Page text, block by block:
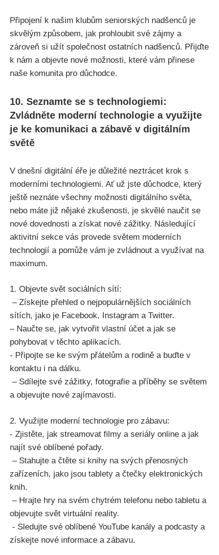
Připojení k našim klubům seniorských‌ nadšenců je
skvělým⁤ způsobem, jak prohloubit⁣ své zájmy⁤ a
⁣zároveň si užít ​společnost ⁣ostatních nadšenců. Přijďte
⁤k ⁣nám a objevte nové možnosti, které vám přinese
naše komunita‌ pro důchodce.
10. Seznamte se s technologiemi:
‍Zvládněte moderní technologie a využijte
je ke​ komunikaci a zábavě v digitálním
světě
V dnešní digitální éře je důležité​ neztrácet krok s
moderními technologiemi. Ať už ‍jste‍ důchodce, který
ještě neznáte všechny možnosti digitálního‌ světa,
nebo máte ‍již nějaké zkušenosti, je skvělé​ naučit se
nové dovednosti a získat nové ⁢zážitky. Následující
aktivitní sekce‌ vás⁣ provede světem​ moderních
technologií a⁣ pomůže‌ vám ⁣je zvládnout a využívat na
maximum.
1. Objevte svět ‍sociálních sítí:
​ – ⁢Získejte⁢ přehled ⁢o nejpopulárnějších sociálních
sítích, jako je‌ Facebook, Instagram‌ a Twitter.
– Naučte se, jak vytvořit vlastní účet ‍a jak ‍se
pohybovat v‍ těchto aplikacích.
-‌ Připojte se ke svým ‍přátelům a ⁤rodině a buďte‌ v
kontaktu i ⁤na ​dálku.
‌ – ‍Sdílejte své ‍zážitky, ⁤fotografie a příběhy se světem
a⁣ objevujte nové zajímavosti.
2. Využijte moderní technologie pro ⁤zábavu:
​- Zjistěte,⁤ jak ⁣streamovat⁢ filmy a seriály online a ‌jak⁤
najít své oblíbené pořady.
‌ – Stahujte a ​čtěte si knihy na svých přenosných
zařízeních, ‌jako jsou tablety a čtečky⁤ elektronických
knih.
‍ – ⁤Hrajte hry na svém chytrém⁣ telefonu nebo tabletu a
objevujte svět virtuální⁤ reality.
‌ ⁤- ​Sledujte⁣ své oblíbené YouTube kanály a podcasty a
získejte nové ​informace a zábavu.